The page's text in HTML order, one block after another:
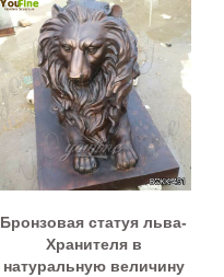
Бронзовая статуя льва-
Хранителя в
натуральную величину